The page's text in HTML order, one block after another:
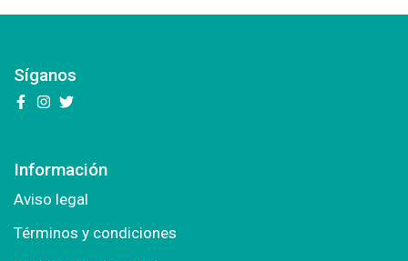
Síganos
Información
Aviso legal
Términos y condiciones